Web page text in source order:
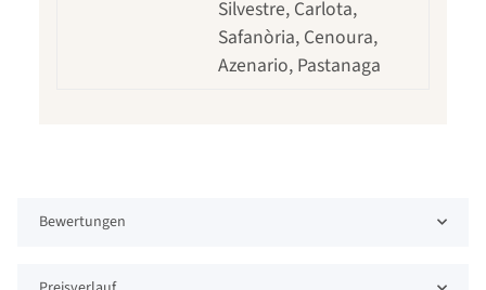
Silvestre, Carlota,
Safanòria, Cenoura,
Azenario, Pastanaga
Bewertungen